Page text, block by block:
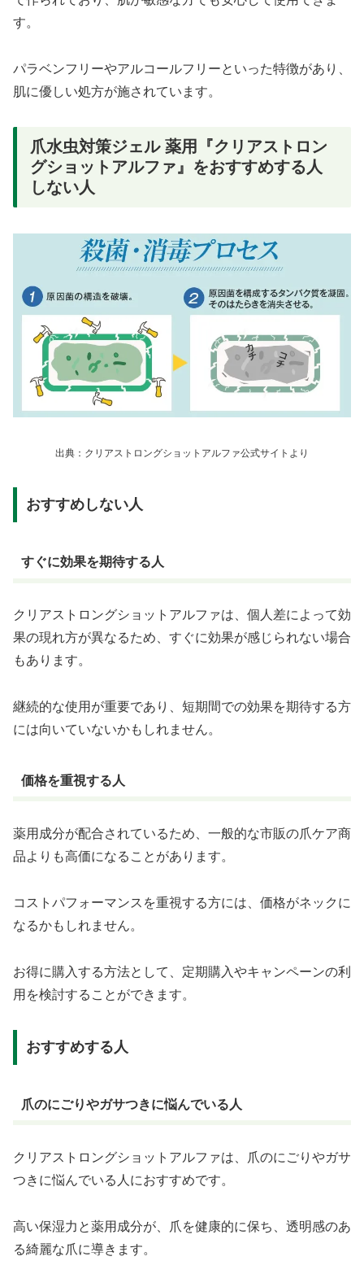
す。
パラベンフリーやアルコールフリーといった特徴があり、
肌に優しい処方が施されています。
爪水虫対策ジェル 薬用『クリアストロン
グショットアルファ』をおすすめする人
しない人
出典：クリアストロングショットアルファ公式サイトより
おすすめしない人
すぐに効果を期待する人
クリアストロングショットアルファは、個人差によって効
果の現れ方が異なるため、すぐに効果が感じられない場合
もあります。
継続的な使用が重要であり、短期間での効果を期待する方
には向いていないかもしれません。
価格を重視する人
薬用成分が配合されているため、一般的な市販の爪ケア商
品よりも高価になることがあります。
コストパフォーマンスを重視する方には、価格がネックに
なるかもしれません。
お得に購入する方法として、定期購入やキャンペーンの利
用を検討することができます。
おすすめする人
爪のにごりやガサつきに悩んでいる人
クリアストロングショットアルファは、爪のにごりやガサ
つきに悩んでいる人におすすめです。
高い保湿力と薬用成分が、爪を健康的に保ち、透明感のあ
る綺麗な爪に導きます。